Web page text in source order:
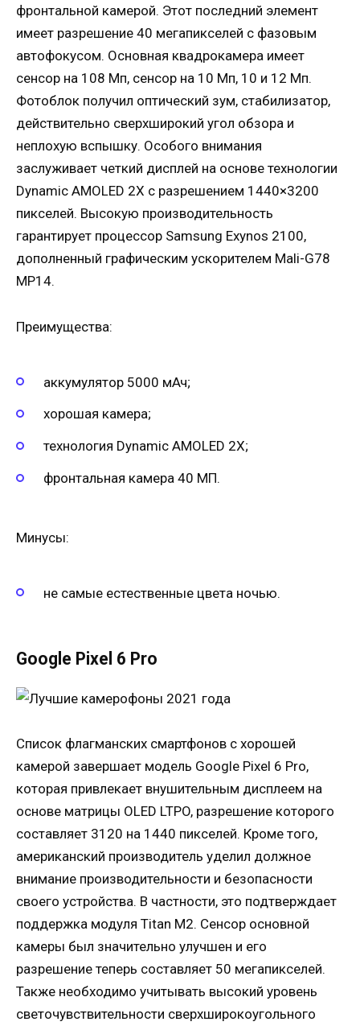
фронтальной камерой. Этот последний элемент
имеет разрешение 40 мегапикселей с фазовым
автофокусом. Основная квадрокамера имеет
сенсор на 108 Мп, сенсор на 10 Мп, 10 и 12 Мп.
Фотоблок получил оптический зум, стабилизатор,
действительно сверхширокий угол обзора и
неплохую вспышку. Особого внимания
заслуживает четкий дисплей на основе технологии
Dynamic AMOLED 2X с разрешением 1440×3200
пикселей. Высокую производительность
гарантирует процессор Samsung Exynos 2100,
дополненный графическим ускорителем Mali-G78
MP14.
Преимущества:
аккумулятор 5000 мАч;
хорошая камера;
технология Dynamic AMOLED 2X;
фронтальная камера 40 МП.
Минусы:
не самые естественные цвета ночью.
Google Pixel 6 Pro
Список флагманских смартфонов с хорошей
камерой завершает модель Google Pixel 6 Pro,
которая привлекает внушительным дисплеем на
основе матрицы OLED LTPO, разрешение которого
составляет 3120 на 1440 пикселей. Кроме того,
американский производитель уделил должное
внимание производительности и безопасности
своего устройства. В частности, это подтверждает
поддержка модуля Titan M2. Сенсор основной
камеры был значительно улучшен и его
разрешение теперь составляет 50 мегапикселей.
Также необходимо учитывать высокий уровень
светочувствительности сверхширокоугольного